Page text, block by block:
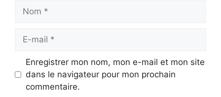
Nom
Enregistrer mon nom, mon e-mail et mon site
dans le navigateur pour mon prochain
commentaire.